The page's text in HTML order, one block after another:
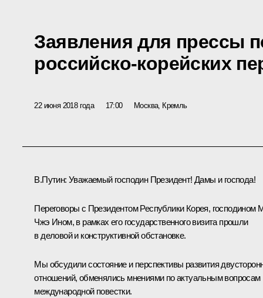
Заявления для прессы
российско-корейских
22 июня 2018 года 17:00 Москва, Кремль
В.Путин: Уважаемый господин Президент! Дамы и господа!
Переговоры с Президентом Республики Корея, господином
Чжэ Ином, в рамках его государственного визита прошли
в деловой и конструктивной обстановке.
Мы обсудили состояние и перспективы развития
отношений, обменялись мнениями по актуальным вопросам
международной повестки.